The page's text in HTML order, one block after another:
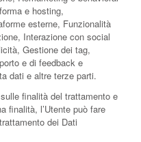
e hosting,
esterne, Funzionalità
Interazione con social
Gestione dei tag,
e di feedback e
dati e altre terze parti.
finalità del trattamento e
finalità, l’Utente può fare
dei Dati